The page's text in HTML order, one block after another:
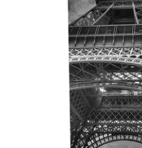
para tu estrategia
Comprar online es rápido
elige el Roll Up que se
necesidades, personaliza
realiza tu pedido. Te
rápido y seguro para que
comodidad de tu
No pierdas la oportunidad